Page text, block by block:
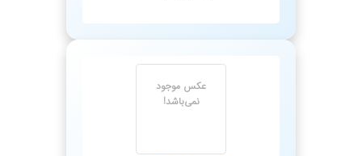
عکس موجود
نمی‌باشد!